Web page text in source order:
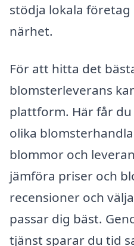
stödja lokala
närhet.
För att hitta det
blomsterleverans
plattform. Här får
olika
blommor och
jämföra priser och
recensioner och
passar dig bäst.
tjänst sparar du tid